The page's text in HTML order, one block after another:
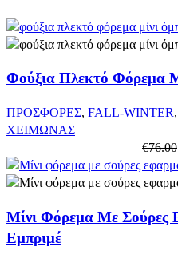
Φούξια Πλεκτό Φόρεμα
ΠΡΟΣΦΟΡΕΣ, FALL-WINTER,
ΧΕΙΜΩΝΑΣ
€76.00
Μίνι Φόρεμα Με Σούρες
Εμπριμέ